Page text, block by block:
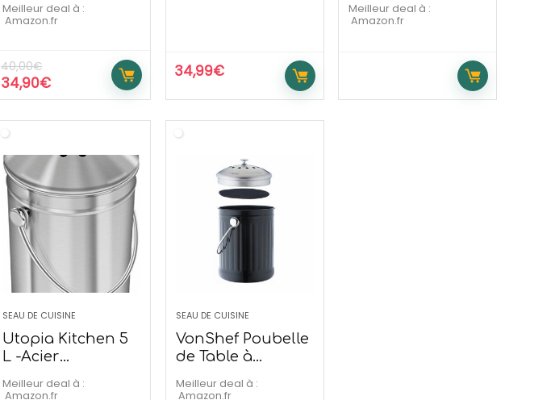
Meilleur deal à :
Amazon.fr
40,00€
34,90€
34,99€
Meilleur deal à :
Amazon.fr
SEAU DE CUISINE
Utopia Kitchen 5
L -Acier
Meilleur deal à :
Amazon.fr
SEAU DE CUISINE
VonShef Poubelle
de Table à
Meilleur deal à :
Amazon.fr